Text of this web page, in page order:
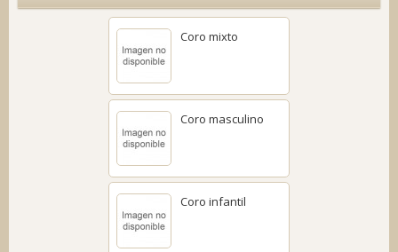
Coro mixto
Coro masculino
Coro infantil